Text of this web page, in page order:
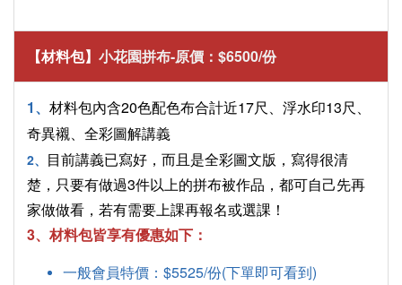
【材料包】 小花園拼布-原價：$6500/份
1、 材料包內含20色配色布合計近17尺、浮水印13尺、
奇異襯、全彩圖解講義
2、 目前講義已寫好，而且是全彩圖文版，寫得很清
楚，只要有做過3件以上的拼布被作品，都可自己先再
家做做看，若有需要上課再報名或選課！
3、材料包皆享有優惠如下：
一般會員特價：$5525/份(下單即可看到)